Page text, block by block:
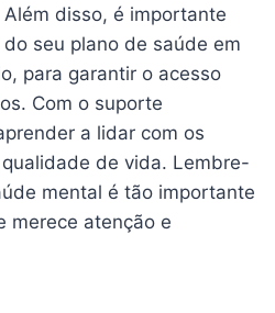
disso, é importante
seu plano de saúde em
para garantir o acesso
Com o suporte
a lidar com os
de vida. Lembre-
mental é tão importante
merece atenção e